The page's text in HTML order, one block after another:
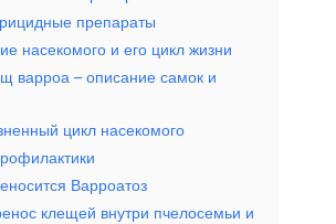
препараты
насекомого и его цикл жизни
варроа – описание самок и
цикл насекомого
Варроатоз
клещей внутри пчелосемьи и